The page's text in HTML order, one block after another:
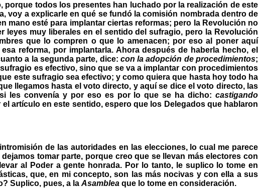
todos los presentes han luchado por la realización de este
voy a explicarle en qué se fundó la comisión nombrada dentro de
mano esté para implantar ciertas reformas; pero la Revolución no
muy liberales en el sentido del sufragio, pero la Revolución
que lo compren o que lo amenacen; por eso al poner aquí
reforma, por implantarla. Ahora después de haberla hecho, el
a la segunda parte, dice: con la adopción de procedimientos;
es efectivo, sino que se va a implantar con procedimientos
este sufragio sea efectivo; y como quiera que hasta hoy todo ha
llegamos hasta el voto directo, y aquí se dice el voto directo, las
les convenía y por eso es por lo que se ha dicho: castigando
artículo en este sentido, espero que los Delegados que hablaron
de las autoridades en las elecciones, lo cual me parece
tomar parte, porque creo que se llevan más electores con
al Poder a gente honrada. Por lo tanto, le suplico lo tome en
que, en mi concepto, son las más nocivas y con ella a sus
Suplico, pues, a la Asamblea que lo tome en consideración.